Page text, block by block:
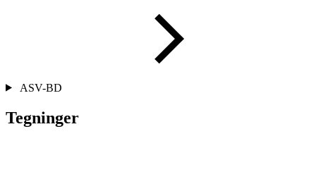
ASV-BD
Tegninger